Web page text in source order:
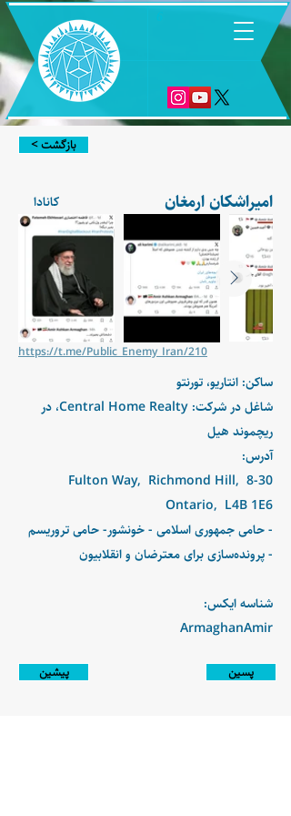
< بازگشت
کانادا امیراشکان ارمغان
https://t.me/Public_Enemy_Iran/210
ساکن: انتاریو، تورنتو
شاغل در شرکت: Central Home Realty، در
ریچموند هیل
آدرس:
8-30 Fulton Way, Richmond Hill,
Ontario, L4B 1E6
- حامی جمهوری اسلامی - خونشور- حامی تروریسم
- پرونده‌سازی برای معترضان و انقلابیون
شناسه ایکس:
ArmaghanAmir
پیشین پسین